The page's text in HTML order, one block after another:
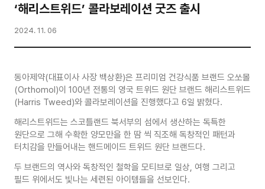
‘해리스트위드’ 콜라보레이션 굿즈 출시
2024. 11. 06
동아제약(대표이사 사장 백상환)은 프리미엄 건강식품 브랜드 오쏘몰
(Orthomol)이 100년 전통의 영국 트위드 원단 브랜드 해리스트위드
(Harris Tweed)와 콜라보레이션을 진행했다고 6일 밝혔다.
해리스트위드는 스코틀랜드 북서부의 섬에서 생산하는 독특한
원단으로 그해 수확한 양모만을 한 땀 씩 직조해 독창적인 패턴과
터치감을 만들어내는 핸드메이드 트위드 원단 브랜드다.
두 브랜드의 역사와 독창적인 철학을 모티브로 일상, 여행 그리고
필드 위에서도 빛나는 세련된 아이템들을 선보인다.